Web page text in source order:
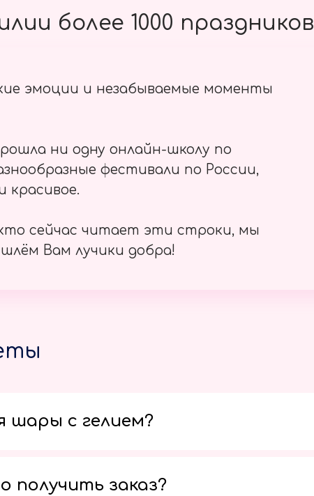
более 1000 праздников
эмоции и незабываемые моменты
ни одну онлайн-школу по
фестивали по России,
красивое.
сейчас читает эти строки, мы
Вам лучики добра!
шары с гелием?
получить заказ?